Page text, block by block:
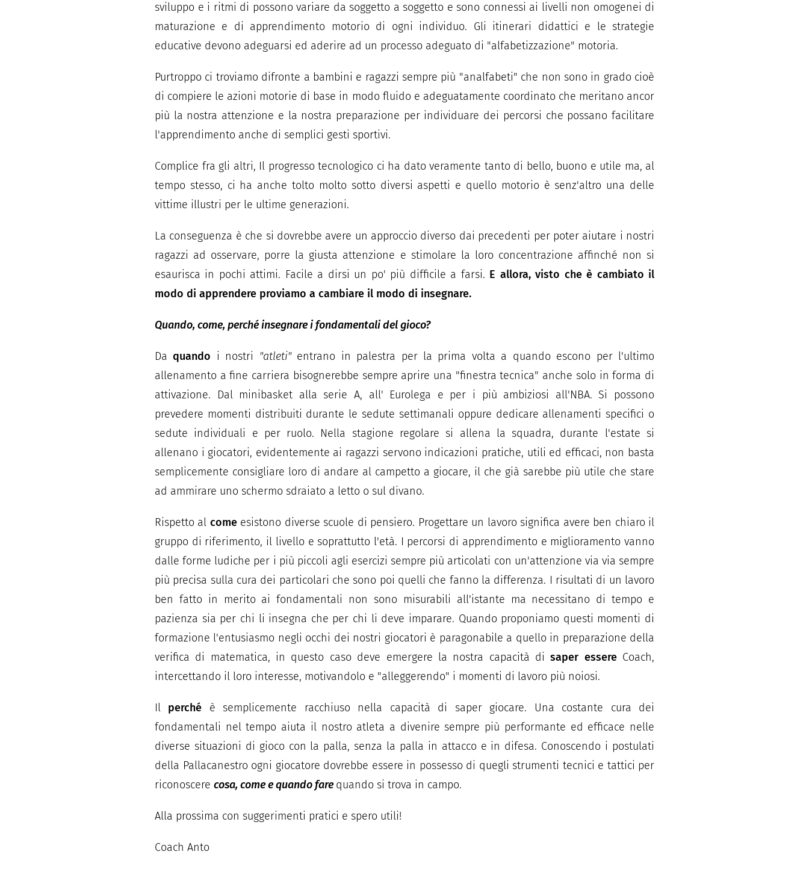
sviluppo e i ritmi di possono variare da soggetto a soggetto e sono connessi ai livelli non omogenei di
maturazione e di apprendimento motorio di ogni individuo. Gli itinerari didattici e le strategie
educative devono adeguarsi ed aderire ad un processo adeguato di "alfabetizzazione" motoria.
Purtroppo ci troviamo difronte a bambini e ragazzi sempre più "analfabeti" che non sono in grado cioè
di compiere le azioni motorie di base in modo fluido e adeguatamente coordinato che meritano ancor
più la nostra attenzione e la nostra preparazione per individuare dei percorsi che possano facilitare
l'apprendimento anche di semplici gesti sportivi.
Complice fra gli altri, Il progresso tecnologico ci ha dato veramente tanto di bello, buono e utile ma, al
tempo stesso, ci ha anche tolto molto sotto diversi aspetti e quello motorio è senz'altro una delle
vittime illustri per le ultime generazioni.
La conseguenza è che si dovrebbe avere un approccio diverso dai precedenti per poter aiutare i nostri
ragazzi ad osservare, porre la giusta attenzione e stimolare la loro concentrazione affinché non si
esaurisca in pochi attimi. Facile a dirsi un po' più difficile a farsi. E allora, visto che è cambiato il
modo di apprendere proviamo a cambiare il modo di insegnare.
Quando, come, perché insegnare i fondamentali del gioco?
Daquando i nostri "atleti"entrano in palestra per la prima volta a quando escono per l'ultimo
allenamento a fine carriera bisognerebbe sempre aprire una "finestra tecnica" anche solo in forma di
attivazione. Dal minibasket alla serie A, all' Eurolega e per i più ambiziosi all'NBA. Si possono
prevedere momenti distribuiti durante le sedute settimanali oppure dedicare allenamenti specifici o
sedute individuali e per ruolo. Nella stagione regolare si allena la squadra, durante l'estate si
allenano i giocatori, evidentemente ai ragazzi servono indicazioni pratiche, utili ed efficaci, non basta
semplicemente consigliare loro di andare al campetto a giocare, il che già sarebbe più utile che stare
ad ammirare uno schermo sdraiato a letto o sul divano.
Rispetto al come esistono diverse scuole di pensiero. Progettare un lavoro significa avere ben chiaro il
gruppo di riferimento, il livello e soprattutto l'età. I percorsi di apprendimento e miglioramento vanno
dalle forme ludiche per i più piccoli agli esercizi sempre più articolati con un'attenzione via via sempre
più precisa sulla cura dei particolari che sono poi quelli che fanno la differenza. I risultati di un lavoro
ben fatto in merito ai fondamentali non sono misurabili all'istante ma necessitano di tempo e
pazienza sia per chi li insegna che per chi li deve imparare. Quando proponiamo questi momenti di
formazione l'entusiasmo negli occhi dei nostri giocatori è paragonabile a quello in preparazione della
verifica di matematica, in questo caso deve emergere la nostra capacità disaper essereCoach,
intercettando il loro interesse, motivandolo e "alleggerendo" i momenti di lavoro più noiosi.
Il perché è semplicemente racchiuso nella capacità di saper giocare. Una costante cura dei
fondamentali nel tempo aiuta il nostro atleta a divenire sempre più performante ed efficace nelle
diverse situazioni di gioco con la palla, senza la palla in attacco e in difesa. Conoscendo i postulati
della Pallacanestro ogni giocatore dovrebbe essere in possesso di quegli strumenti tecnici e tattici per
riconoscere cosa, come e quando farequando si trova in campo.
Alla prossima con suggerimenti pratici e spero utili!
Coach Anto